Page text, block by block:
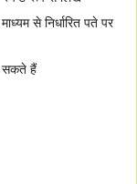
से निर्धारित पते पर
सकते हैं